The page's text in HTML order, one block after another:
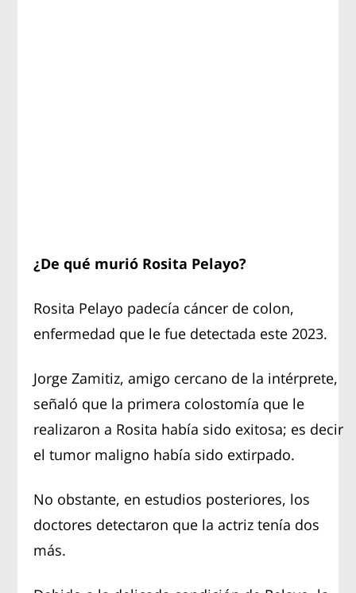
¿De qué murió Rosita Pelayo?
Rosita Pelayo padecía cáncer de colon,
enfermedad que le fue detectada este 2023.
Jorge Zamitiz, amigo cercano de la intérprete,
señaló que la primera colostomía que le
realizaron a Rosita había sido exitosa; es decir
el tumor maligno había sido extirpado.
No obstante, en estudios posteriores, los
doctores detectaron que la actriz tenía dos
más.